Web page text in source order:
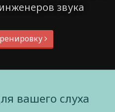
звука
вашего слуха